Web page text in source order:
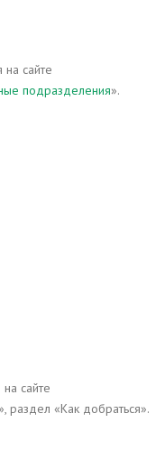
сайте
подразделения».
сайте
», раздел «Как добраться».